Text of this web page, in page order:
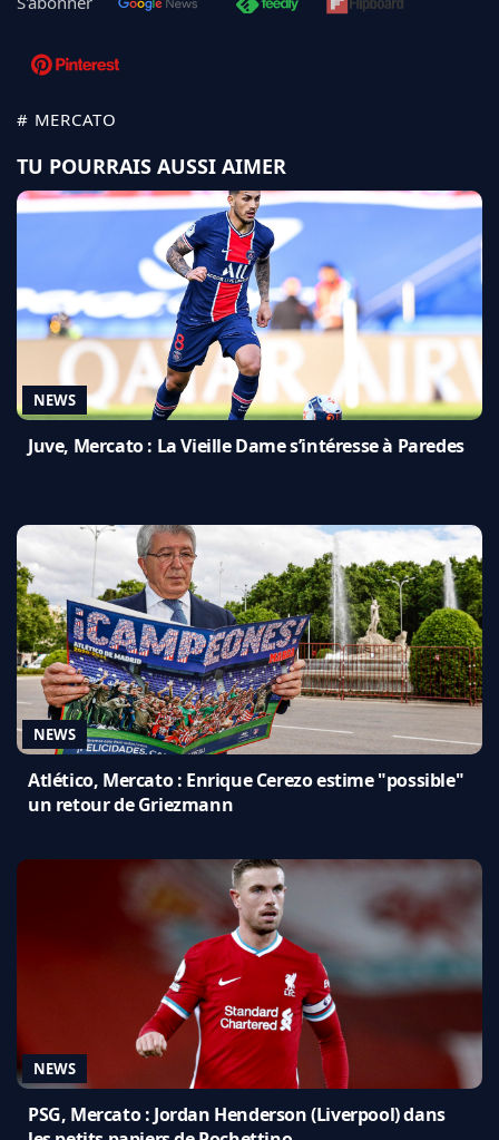
# MERCATO
TU POURRAIS AUSSI AIMER
NEWS
Juve, Mercato : La Vieille Dame s’intéresse à Paredes
NEWS
Atlético, Mercato : Enrique Cerezo estime "possible"
un retour de Griezmann
NEWS
PSG, Mercato : Jordan Henderson (Liverpool) dans